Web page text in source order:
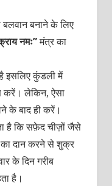
बनाने के लिए
नमः”मंत्र का
इसलिए कुंडली में
करें। लेकिन, ऐसा
के बाद ही करें।
है कि सफ़ेद चीज़ों जैसे
दान करने से शुक्र
के दिन गरीब
है।